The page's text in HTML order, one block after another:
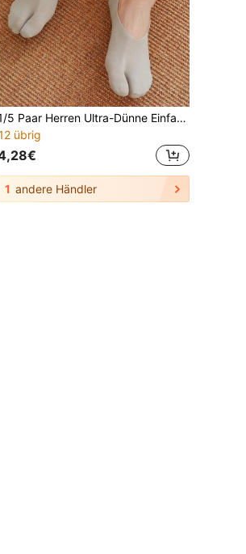
1/5 Paar Herren Ultra-Dünne Einfarbige Zwei-Zehen-Spalt-Zehen-Kurzsocken, Geruchshemmend, Schweißabsorbierend, Atmungsaktiv, Geeignet für warmes Wetter
übrig
1 andere Händler